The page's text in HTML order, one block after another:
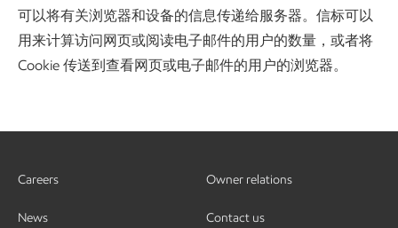
可以将有关浏览器和设备的信息传递给服务器。信标可以
用来计算访问网页或阅读电子邮件的用户的数量，或者将
Cookie 传送到查看网页或电子邮件的用户的浏览器。
Careers
News
Owner relations
Contact us